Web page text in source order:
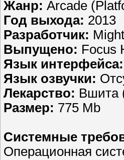
Жанр: Arcade
Год выхода: 2013
Разработчик:
Выпущено: Focus
Язык интерфейса:
Язык озвучки:
Лекарство: Вшита
Размер: 775 Mb
Системные
Операционная